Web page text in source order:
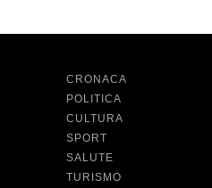
CRONACA
POLITICA
CULTURA
SPORT
SALUTE
TURISMO